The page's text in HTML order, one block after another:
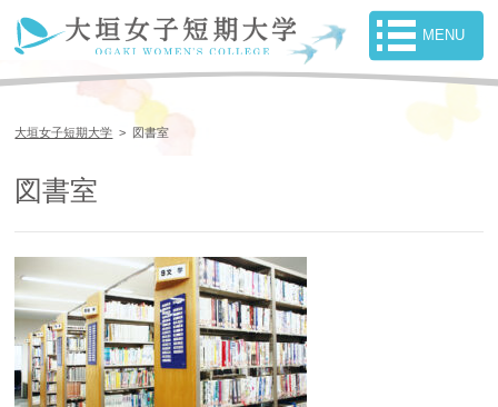
大垣女子短期大学 > 図書室
図書室